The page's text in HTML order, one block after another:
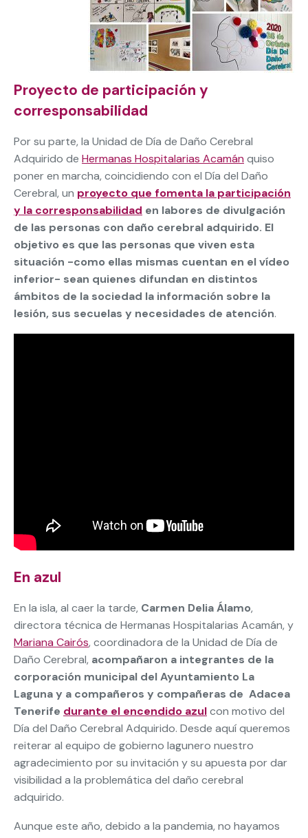
Proyecto de participación y
corresponsabilidad
Por su parte, la Unidad de Día de Daño Cerebral
Adquirido de Hermanas Hospitalarias Acamán quiso
poner en marcha, coincidiendo con el Día del Daño
Cerebral, un proyecto que fomenta la participación
y la corresponsabilidad en labores de divulgación
de las personas con daño cerebral adquirido. El
objetivo es que las personas que viven esta
situación -como ellas mismas cuentan en el vídeo
inferior- sean quienes difundan en distintos
ámbitos de la sociedad la información sobre la
lesión, sus secuelas y necesidades de atención.
En azul
En la isla, al caer la tarde, Carmen Delia Álamo,
directora técnica de Hermanas Hospitalarias Acamán, y
Mariana Cairós, coordinadora de la Unidad de Día de
Daño Cerebral, acompañaron a integrantes de la
corporación municipal del Ayuntamiento La
Laguna y a compañeros y compañeras de Adacea
Tenerife durante el encendido azulcon motivo del
Día del Daño Cerebral Adquirido. Desde aquí queremos
reiterar al equipo de gobierno lagunero nuestro
agradecimiento por su invitación y su apuesta por dar
visibilidad a la problemática del daño cerebral
adquirido.
Aunque este año, debido a la pandemia, no hayamos